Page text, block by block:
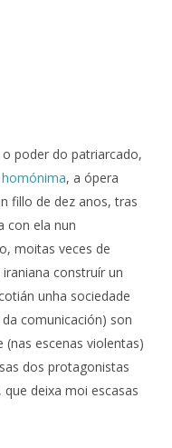
poder do patriarcado,
, a ópera
fillo de dez anos, tras
con ela nun
moitas veces de
construír un
unha sociedade
comunicación) son
escenas violentas)
dos protagonistas
deixa moi escasas